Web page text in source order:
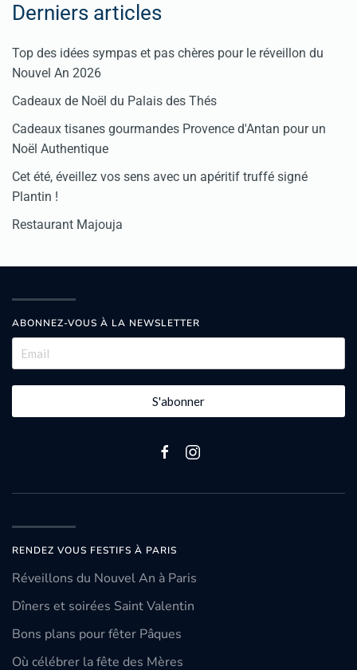
Derniers articles
Top des idées sympas et pas chères pour le réveillon du
Nouvel An 2026
Cadeaux de Noël du Palais des Thés
Cadeaux tisanes gourmandes Provence d'Antan pour un
Noël Authentique
Cet été, éveillez vos sens avec un apéritif truffé signé
Plantin !
Restaurant Majouja
ABONNEZ-VOUS À LA NEWSLETTER
S'abonner
RENDEZ VOUS FESTIFS À PARIS
Réveillons du Nouvel An à Paris
Dîners et soirées Saint Valentin
Bons plans pour fêter Pâques
Où célébrer la fête des Mères